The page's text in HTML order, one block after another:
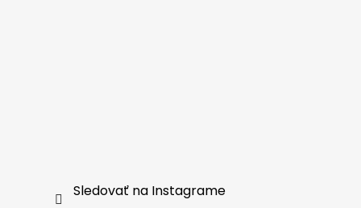
Sledovať na Instagrame